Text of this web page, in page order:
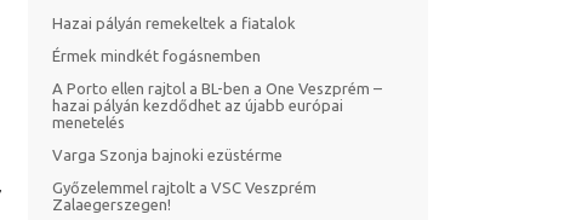
Hazai pályán remekeltek a fiatalok
Érmek mindkét fogásnemben
A Porto ellen rajtol a BL-ben a One Veszprém –
hazai pályán kezdődhet az újabb európai
menetelés
Varga Szonja bajnoki ezüstérme
Győzelemmel rajtolt a VSC Veszprém
Zalaegerszegen!